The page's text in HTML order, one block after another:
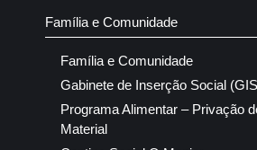
Família e Comunidade
Família e Comunidade
Gabinete de Inserção Social
Programa Alimentar – Privação
Material